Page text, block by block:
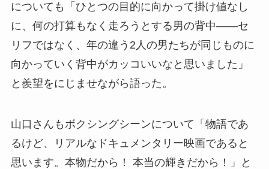
についても「ひとつの目的に向かって掛け値なし
に、何の打算もなく走ろうとする男の背中――セ
リフではなく、年の違う2人の男たちが同じものに
向かっていく背中がカッコいいなと思いました」
と羨望をにじませながら語った。
山口さんもボクシングシーンについて「物語であ
るけど、リアルなドキュメンタリー映画であると
思います。本物だから！ 本当の輝きだから！」と